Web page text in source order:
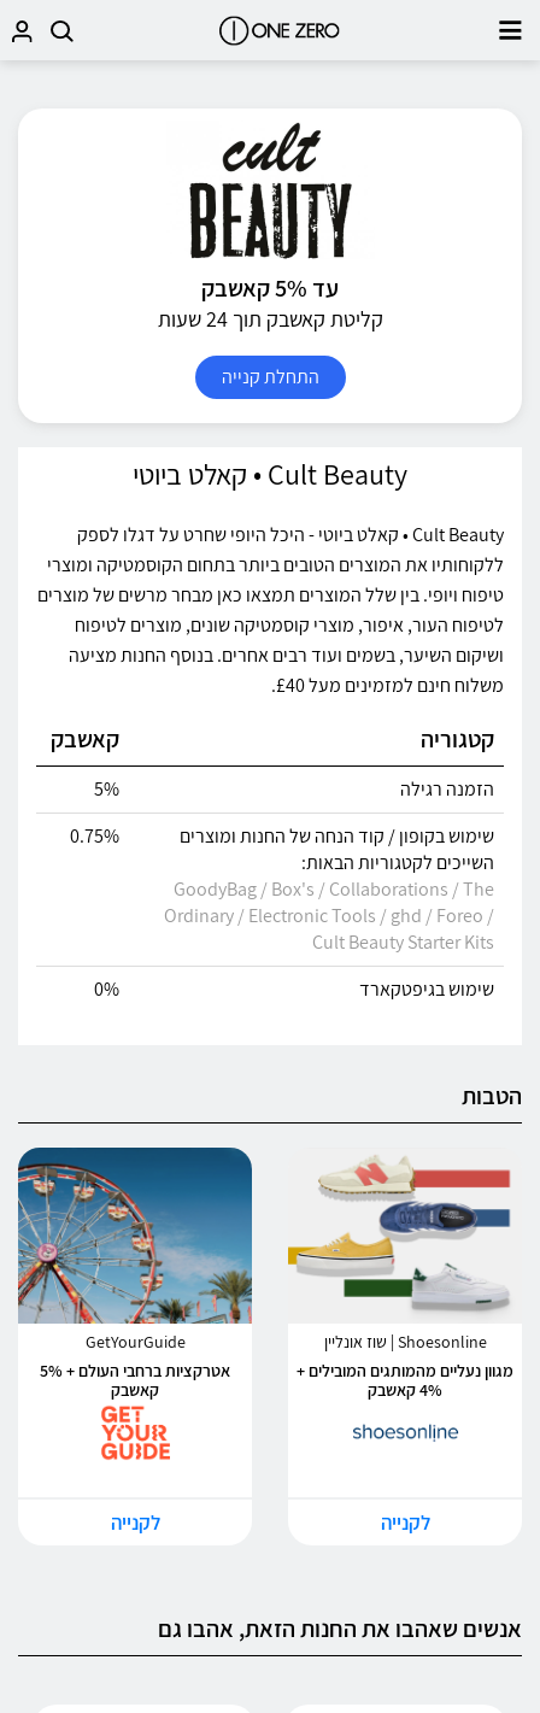
עד 5% קאשבק
קליטת קאשבק תוך 24 שעות
התחלת קנייה
Cult Beauty • קאלט ביוטי
Cult Beauty • קאלט ביוטי - היכל היופי שחרט על דגלו לספק
ללקוחותיו את המוצרים הטובים ביותר בתחום הקוסמטיקה ומוצרי
טיפוח ויופי. בין שלל המוצרים תמצאו כאן מבחר מרשים של מוצרים
לטיפוח העור, איפור, מוצרי קוסמטיקה שונים, מוצרים לטיפוח
ושיקום השיער, בשמים ועוד רבים אחרים. בנוסף החנות מציעה
משלוח חינם למזמינים מעל £40.
קטגוריה קאשבק
הזמנה רגילה
5%
שימוש בקופון / קוד הנחה של החנות ומוצרים
השייכים לקטגוריות הבאות:
GoodyBag / Box's / Collaborations / The
Ordinary / Electronic Tools / ghd / Foreo /
Cult Beauty Starter Kits
0.75%
שימוש בגיפטקארד 0%
הטבות
Shoesonline | שוז אונליין
מגוון נעליים מהמותגים המובילים +
4% קאשבק
לקנייה
GetYourGuide
אטרקציות ברחבי העולם + 5%
קאשבק
לקנייה
אנשים שאהבו את החנות הזאת, אהבו גם